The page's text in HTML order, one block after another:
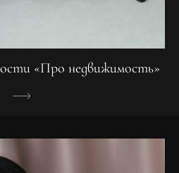
«Про недвижимость»